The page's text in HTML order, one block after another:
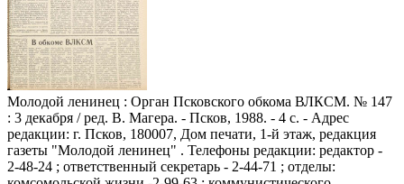
Молодой ленинец : Орган Псковского обкома ВЛКСМ. № 147
: 3 декабря / ред. В. Магера. - Псков, 1988. - 4 с. - Адрес
редакции: г. Псков, 180007, Дом печати, 1-й этаж, редакция
газеты "Молодой ленинец" . Телефоны редакции: редактор -
2-48-24 ; ответственный секретарь - 2-44-71 ; отделы: